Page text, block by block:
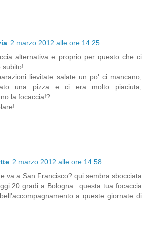
2 marzo 2012 alle ore 14:25
alternativa e proprio per questo che ci
subito!
lievitate salate un po' ci mancano;
una pizza e ci era molto piaciuta,
la focaccia!?
2 marzo 2012 alle ore 14:58
va a San Francisco? qui sembra sbocciata
20 gradi a Bologna.. questa tua focaccia
a queste giornate di